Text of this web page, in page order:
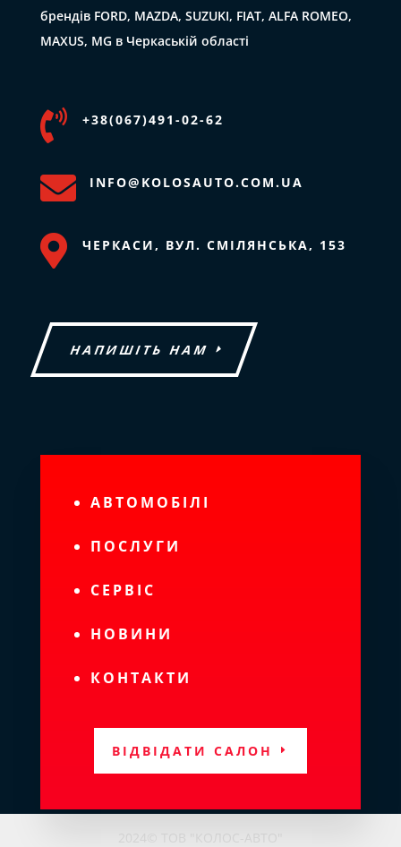
брендів FORD, MAZDA, SUZUKI, FIAT, ALFA ROMEO,
MAXUS, MG в Черкаській області
 +38(067)491-02-62
 INFO@KOLOSAUTO.COM.UA
 ЧЕРКАСИ, ВУЛ. СМІЛЯНСЬКА, 153
НАПИШІТЬ НАМ
АВТОМОБІЛІ
ПОСЛУГИ
СЕРВІС
НОВИНИ
КОНТАКТИ
ВІДВІДАТИ САЛОН